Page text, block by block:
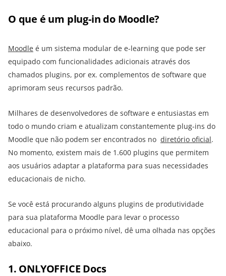
O que é um plug-in do Moodle?
Moodle é um sistema modular de e-learning que pode ser
equipado com funcionalidades adicionais através dos
chamados plugins, por ex. complementos de software que
aprimoram seus recursos padrão.
Milhares de desenvolvedores de software e entusiastas em
todo o mundo criam e atualizam constantemente plug-ins do
Moodle que não podem ser encontrados no diretório oficial.
No momento, existem mais de 1.600 plugins que permitem
aos usuários adaptar a plataforma para suas necessidades
educacionais de nicho.
Se você está procurando alguns plugins de produtividade
para sua plataforma Moodle para levar o processo
educacional para o próximo nível, dê uma olhada nas opções
abaixo.
1. ONLYOFFICE Docs